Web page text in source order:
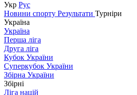
Укр Рус
Новини спорту Результати Турніри
Україна
Україна
Перша ліга
Друга ліга
Кубок України
Суперкубок України
Збірна України
Збірні
Ліга націй